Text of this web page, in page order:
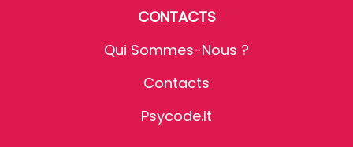
CONTACTS
Qui Sommes-Nous ?
Contacts
Psycode.it